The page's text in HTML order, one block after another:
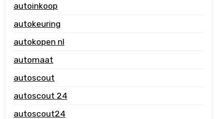
autoinkoop
autokeuring
autokopen nl
automaat
autoscout
autoscout 24
autoscout24